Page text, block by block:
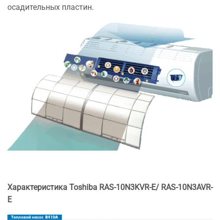
осадительных пластин.
Характеристика Toshiba RAS-10N3KVR-E/ RAS-10N3AVR-
E